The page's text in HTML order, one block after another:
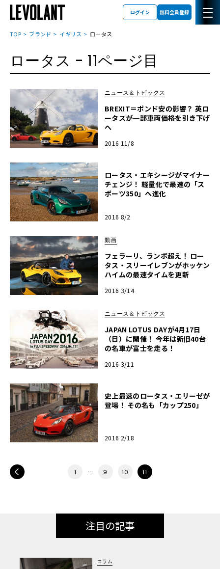
ログイン 無料会員登録
TOP ブランド イギリス ロータス
ロータス - 11ページ目
ニュース＆トピックス
BREXIT＝ポンド安の影響？ 英ロ
ータスが一部車両価格を引き下げ
へ
2016 11/8
ロータス・エキシージがマイナー
チェンジ！ 軽量化で最速の「ス
ポーツ350」へ進化
2016 8/2
動画
フェラーリ、ランボ超え！ ロー
タス・スリーイレブンがホッケン
ハイムの最速タイムを更新
2016 3/14
ニュース＆トピックス
JAPAN LOTUS DAYが4月17日
（日）に開催！ 今年は新旧40台
の名車が富士を走る！
2016 3/11
史上最速のロータス・エリーゼが
登場！ その名も「カップ250」
2016 2/18
1 … 9 10 11
注目の記事
コラム